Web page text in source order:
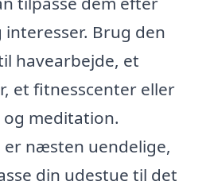
Brug den
havearbejde, et
et fitnesscenter eller
meditation.
næsten uendelige,
din udestue til det